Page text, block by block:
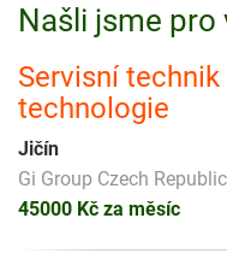
Našli jsme pro
Servisní
technologie
Jičín
Gi Group Czech
45000 Kč za měsíc